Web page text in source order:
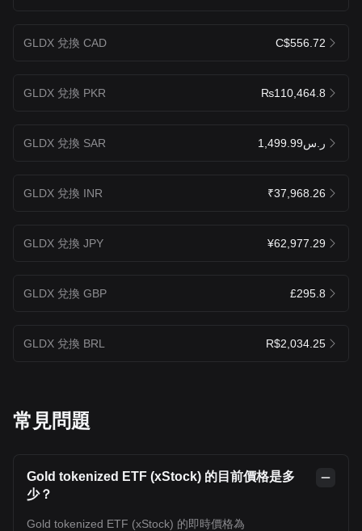
GLDX 兌換 CAD C$556.72
GLDX 兌換 PKR ₨110,464.8
GLDX 兌換 SAR ر.س1,499.99
GLDX 兌換 INR ₹37,968.26
GLDX 兌換 JPY ¥62,977.29
GLDX 兌換 GBP £295.8
GLDX 兌換 BRL R$2,034.25
常見問題
Gold tokenized ETF (xStock) 的目前價格是多
少？
Gold tokenized ETF (xStock) 的即時價格為